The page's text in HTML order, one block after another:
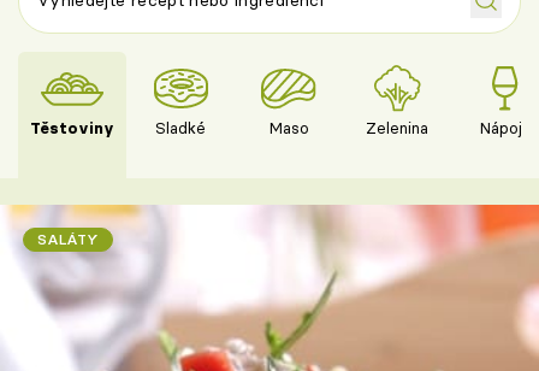
Těstoviny Sladké Maso Zelenina Nápoje
SALÁTY